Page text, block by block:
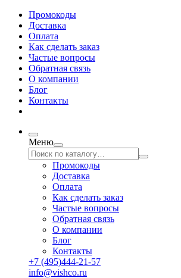
Промокоды
Доставка
Оплата
Как сделать заказ
Частые вопросы
Обратная связь
О компании
Блог
Контакты
Меню
Промокоды
Доставка
Оплата
Как сделать заказ
Частые вопросы
Обратная связь
О компании
Блог
Контакты
+7 (495)444-21-57
info@vishco.ru